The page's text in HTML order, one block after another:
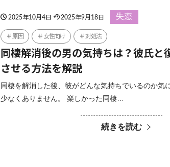
2025年10月4日 2025年9月18日 失恋
原因 女性向け 対処法
同棲解消後の男の気持ちは？彼氏と
させる方法を解説
同棲を解消した後、彼がどんな気持ちでいるのか気
少なくありません。 楽しかった同棲…
続きを読む